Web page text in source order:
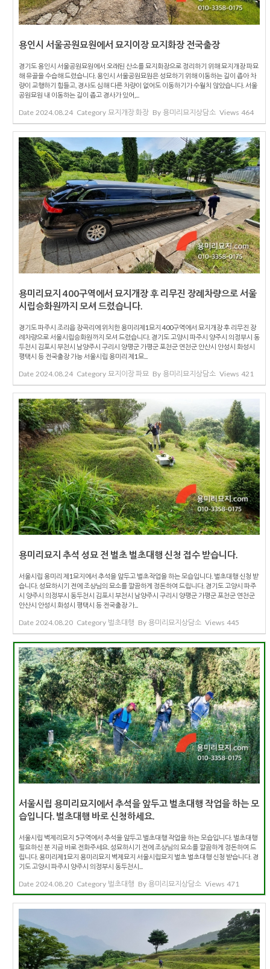
용인시 서울공원묘원에서 묘지이장 묘지화장 전국출장
경기도 용인시 서울공원묘원에서 오래된 산소를 묘지화장으로 정리하기 위해 묘지개장 파묘
해 유골을 수습해 드렸습니다. 용인시 서울공원묘원은 성묘하기 위해 이동하는 길이 좁아 차
량이 교행하기 힘들고, 경사도 심해 다른 차량이 없어도 이동하기가 수월치 않았습니다. 서울
공원묘원 내 이동하는 길이 좁고 경사가 있어,...
Date 2024.08.24 Category 묘지개장 화장 By 용미리묘지상담소 Views 464
용미리묘지 400구역에서 묘지개장 후 리무진 장례차량으로 서울
시립승화원까지 모셔 드렸습니다.
경기도 파주시 조리읍 장곡리에 위치한 용미리제1묘지 400구역에서 묘지개장 후 리무진 장
례차량으로 서울시립승화원까지 모셔 드렸습니다. 경기도 고양시 파주시 양주시 의정부시 동
두천시 김포시 부천시 남양주시 구리시 양평군 가평군 포천군 연천군 안산시 안성시 화성시
평택시 등 전국출장 가능 서울시립 용미리 제1묘...
Date 2024.08.24 Category 묘지이장 파묘 By 용미리묘지상담소 Views 421
용미리묘지 추석 성묘 전 벌초 벌초대행 신청 접수 받습니다.
서울시립 용미리 제1묘지에서 추석을 앞두고 벌초작업을 하는 모습입니다. 벌초대행 신청 받
습니다. 성묘하시기 전에 조상님의 묘소를 깔끔하게 정돈하여 드립니다. 경기도 고양시 파주
시 양주시 의정부시 동두천시 김포시 부천시 남양주시 구리시 양평군 가평군 포천군 연천군
안산시 안성시 화성시 평택시 등 전국출장 가...
Date 2024.08.20 Category 벌초대행 By 용미리묘지상담소 Views 445
서울시립 용미리묘지에서 추석을 앞두고 벌초대행 작업을 하는 모
습입니다. 벌초대행 바로 신청하세요.
서울시립 벽제리묘지 5구역에서 추석을 앞두고 벌초대행 작업을 하는 모습입니다. 벌초대행
필요하신 분 지금 바로 전화주세요. 성묘하시기 전에 조상님의 묘소를 깔끔하게 정돈하여 드
립니다. 용미리제1묘지 용미리묘지 벽제묘지 서울시립묘지 벌초 벌초대행 신청 받습니다. 경
기도 고양시 파주시 양주시 의정부시 동두천시...
Date 2024.08.20 Category 벌초대행 By 용미리묘지상담소 Views 471